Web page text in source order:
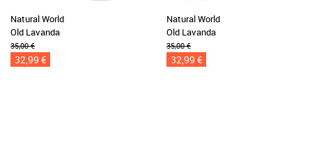
Natural World
Old Lavanda
35,00 €
32,99 €
Natural World
Old Lavanda
35,00 €
32,99 €